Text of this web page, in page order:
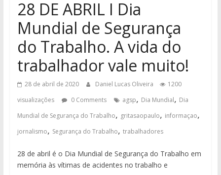
28 DE ABRIL I Dia
Mundial de Segurança
do Trabalho. A vida do
trabalhador vale muito!
28 de abril de 2020 Daniel Lucas Oliveira
1200
visualizações
0 Comments agsp, Dia Mundial, Dia
Mundial de Segurança do Trabalho, gritasaopaulo, informaçao,
jornalismo, Segurança do Trabalho, trabalhadores
28 de abril é o Dia Mundial de Segurança do Trabalho em
memória às vítimas de acidentes no trabalho e